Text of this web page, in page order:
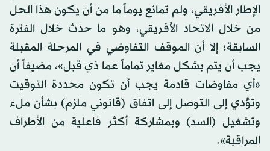
الإطار الأفريقي، ولم تمانع يوماً ما من أن يكون هذا الحل
من خلال الاتحاد الأفريقي، وهو ما حدث خلال الفترة
السابقة؛ إلا أن الموقف التفاوضي في المرحلة المقبلة
يجب أن يتم بشكل مغاير تماماً عما ذي قبل»، مضيفاً أن
«أي مفاوضات قادمة يجب أن تكون محددة التوقيت
وتؤدي إلى التوصل إلى اتفاق (قانوني ملزم) بشأن ملء
وتشغيل (السد) وبمشاركة أكثر فاعلية من الأطراف
المراقبة».